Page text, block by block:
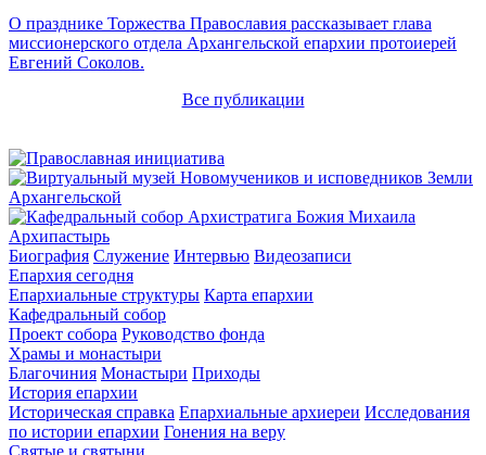
О празднике Торжества Православия рассказывает глава
миссионерского отдела Архангельской епархии протоиерей
Евгений Соколов.
Все публикации
Архипастырь
Биография Служение Интервью Видеозаписи
Епархия сегодня
Епархиальные структуры Карта епархии
Кафедральный собор
Проект собора Руководство фонда
Храмы и монастыри
Благочиния Монастыри Приходы
История епархии
Историческая справка Епархиальные архиереи Исследования
по истории епархии Гонения на веру
Святые и святыни